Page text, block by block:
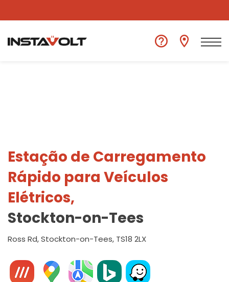
Ver outra localização
Estação de Carregamento
Rápido para Veículos
Elétricos,
Stockton-on-Tees
Ross Rd, Stockton-on-Tees, TS18 2LX